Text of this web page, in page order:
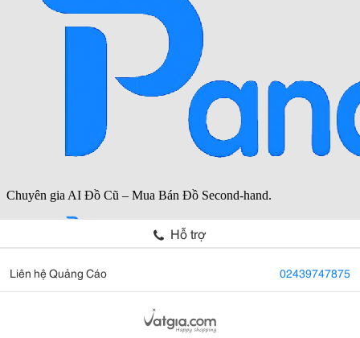
Hỗ trợ
Liên hệ Quảng Cáo 02439747875